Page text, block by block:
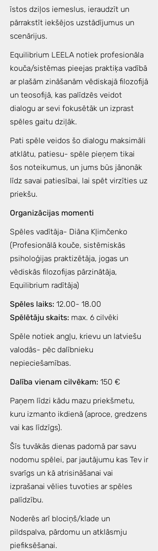
īstos dziļos iemeslus, ieraudzīt un
pārrakstīt iekšējos uzstādījumus un
scenārijus.
Equilibrium LEELA notiek profesionāla
kouča/sistēmas pieejas praktiķa vadībā
ar plašām zināšanām vēdiskajā filozofijā
un teosofijā, kas palīdzēs veidot
dialogu ar sevi fokusētāk un izprast
spēles gaitu dziļāk.
Pati spēle veidos šo dialogu maksimāli
atklātu, patiesu- spēle pieņem tikai
šos noteikumus, un jums būs jānonāk
līdz savai patiesībai, lai spēt virzīties uz
priekšu.
Organizācijas momenti
Spēles vadītāja- Diāna Kļimčenko
(Profesionālā kouče, sistēmiskās
psiholoģijas praktizētāja, jogas un
vēdiskās filozofijas pārzinātāja,
Equilibrium radītāja)
Spēles laiks: 12.00- 18.00
Spēlētāju skaits: max. 6 cilvēki
Spēle notiek angļu, krievu un latviešu
valodās- pēc dalībnieku
nepieciešamības.
Dalība vienam cilvēkam: 150 €
Paņem līdzi kādu mazu priekšmetu,
kuru izmanto ikdienā (aproce, gredzens
vai kas līdzīgs).
Šīs tuvākās dienas padomā par savu
nodomu spēlei, par jautājumu kas Tev ir
svarīgs un kā atrisināšanai vai
izprašanai vēlies tuvoties ar spēles
palīdzību.
Noderēs arī blociņš/klade un
pildspalva, pārdomu un atklāsmju
piefiksēšanai.